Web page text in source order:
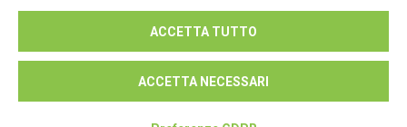
Seguici su:
ACCETTA TUTTO
ACCETTA NECESSARI